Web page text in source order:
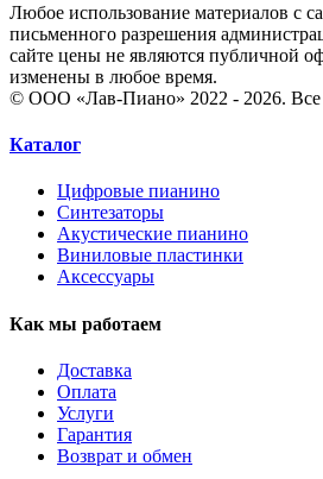
Любое использование материалов с
письменного разрешения
сайте цены не являются публичной
изменены в любое время.
© ООО «Лав-Пиано» 2022 - 2026.
Каталог
Цифровые пианино
Синтезаторы
Акустические пианино
Виниловые пластинки
Аксессуары
Как мы работаем
Доставка
Оплата
Услуги
Гарантия
Возврат и обмен